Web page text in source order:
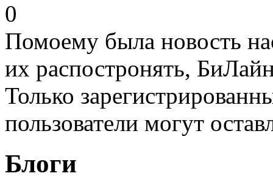
0
Помоему была новость
их распостронять,
Только
пользователи могут
Блоги